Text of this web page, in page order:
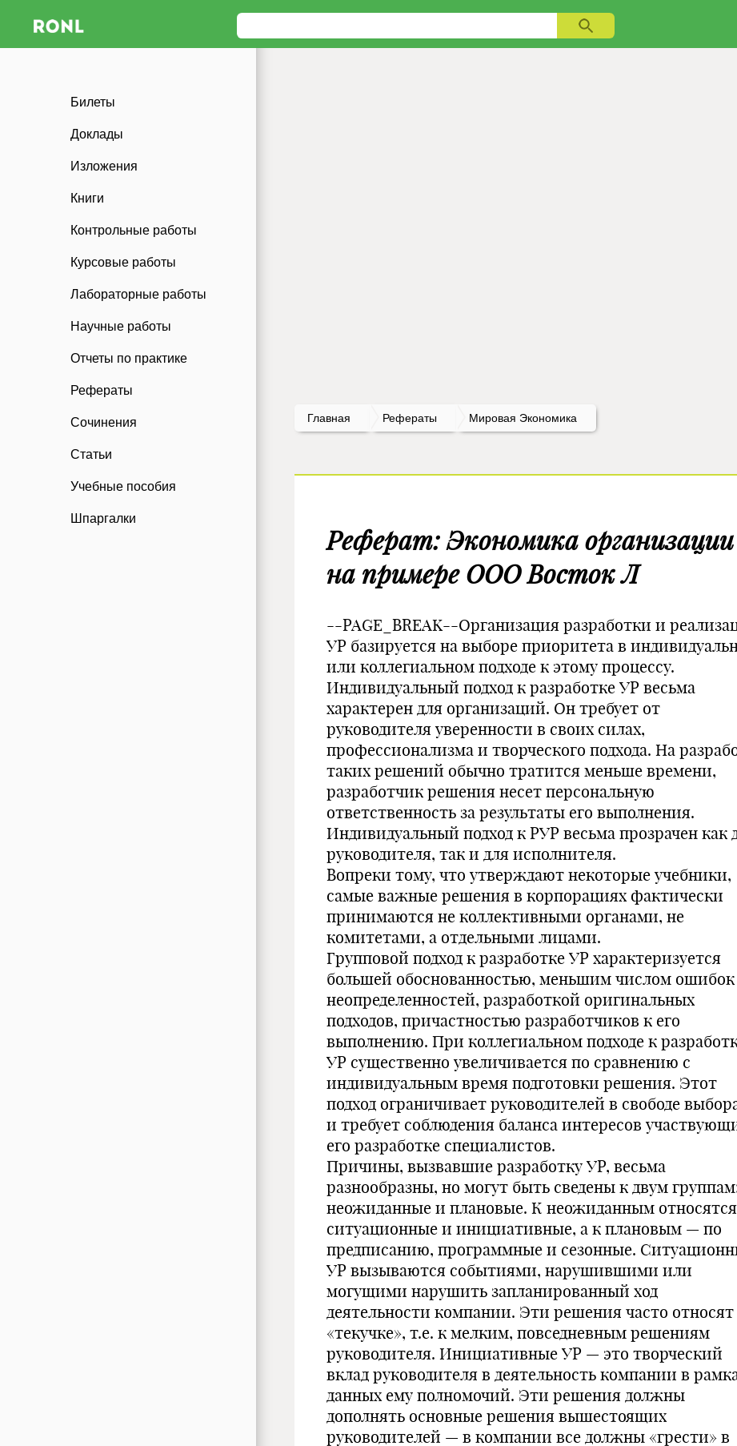
Билеты
Доклады
Изложения
Книги
Контрольные работы
Курсовые работы
Лабораторные работы
Научные работы
Отчеты по практике
Рефераты
Сочинения
Статьи
Учебные пособия
Шпаргалки
Главная Рефераты Мировая Экономика
Реферат: Экономика организации
на примере ООО Восток Л
--PAGE_BREAK--Организация разработки и
УР базируется на выборе приоритета в
или коллегиальном подходе к этому процессу.
Индивидуальный подход к разработке УР весьма
характерен для организаций. Он требует от
руководителя уверенности в своих силах,
профессионализма и творческого подхода. На
таких решений обычно тратится меньше времени,
разработчик решения несет персональную
ответственность за результаты его выполнения.
Индивидуальный подход к РУР весьма прозрачен как
руководителя, так и для исполнителя.
Вопреки тому, что утверждают некоторые учебники,
самые важные решения в корпорациях фактически
принимаются не коллективными органами, не
комитетами, а отдельными лицами.
Групповой подход к разработке УР характеризуется
большей обоснованностью, меньшим числом
неопределенностей, разработкой оригинальных
подходов, причастностью разработчиков к его
выполнению. При коллегиальном подходе к
УР существенно увеличивается по сравнению с
индивидуальным время подготовки решения. Этот
подход ограничивает руководителей в свободе
и требует соблюдения баланса интересов
его разработке специалистов.
Причины, вызвавшие разработку УР, весьма
разнообразны, но могут быть сведены к двум
неожиданные и плановые. К неожиданным относятся
ситуационные и инициативные, а к плановым — по
предписанию, программные и сезонные.
УР вызываются событиями, нарушившими или
могущими нарушить запланированный ход
деятельности компании. Эти решения часто относят
«текучке», т.е. к мелким, повседневным решениям
руководителя. Инициативные УР — это творческий
вклад руководителя в деятельность компании в
данных ему полномочий. Эти решения должны
дополнять основные решения вышестоящих
руководителей — в компании все должны «грести» в